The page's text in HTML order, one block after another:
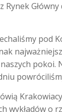
pod
wykładów